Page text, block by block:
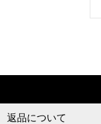
返品について